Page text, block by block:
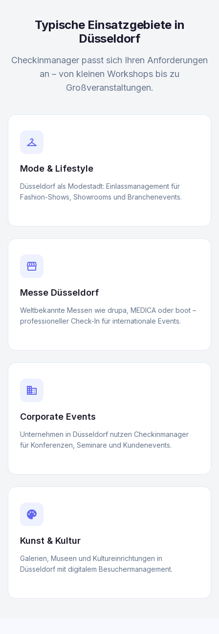
Typische Einsatzgebiete in
Düsseldorf
Checkinmanager passt sich Ihren Anforderungen
an – von kleinen Workshops bis zu
Großveranstaltungen.
checkroom
Mode & Lifestyle
Düsseldorf als Modestadt: Einlassmanagement für
Fashion-Shows, Showrooms und Branchenevents.
storefront
Messe Düsseldorf
Weltbekannte Messen wie drupa, MEDICA oder boot –
professioneller Check-In für internationale Events.
business
Corporate Events
Unternehmen in Düsseldorf nutzen Checkinmanager
für Konferenzen, Seminare und Kundenevents.
palette
Kunst & Kultur
Galerien, Museen und Kultureinrichtungen in
Düsseldorf mit digitalem Besuchermanagement.